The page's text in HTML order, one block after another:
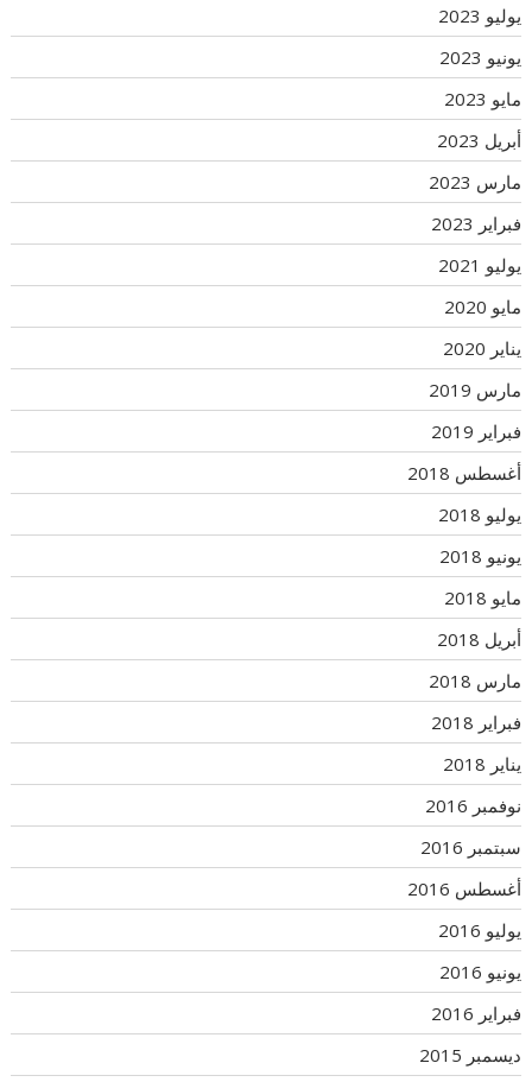
يوليو 2023
يونيو 2023
مايو 2023
أبريل 2023
مارس 2023
فبراير 2023
يوليو 2021
مايو 2020
يناير 2020
مارس 2019
فبراير 2019
أغسطس 2018
يوليو 2018
يونيو 2018
مايو 2018
أبريل 2018
مارس 2018
فبراير 2018
يناير 2018
نوفمبر 2016
سبتمبر 2016
أغسطس 2016
يوليو 2016
يونيو 2016
فبراير 2016
ديسمبر 2015